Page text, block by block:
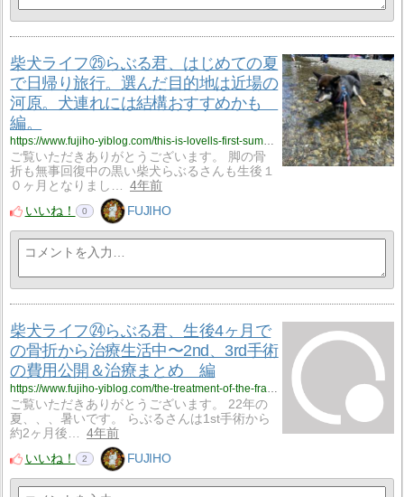
柴犬ライフ㉕らぶる君、はじめての夏
で日帰り旅行。選んだ目的地は近場の
河原。犬連れには結構おすすめかも
編。
ご覧いただきありがとうございます。 脚の骨
折も無事回復中の黒い柴犬らぶるさんも生後１
０ヶ月となりまし…
4年前
いいね！
0 FUJIHO
柴犬ライフ㉔らぶる君、生後4ヶ月で
の骨折から治療生活中〜2nd、3rd手術
の費用公開＆治療まとめ 編
https://www.fujiho-yiblog.com/the-treatment-of-the-fracture-was-successfully-completed-it-was-costly-but-my-health-returned/
ご覧いただきありがとうございます。 22年の
夏、、、暑いです。 らぶるさんは1st手術から
約2ヶ月後…
4年前
いいね！
2 FUJIHO